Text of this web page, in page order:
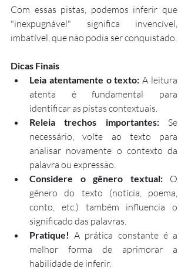
Com essas pistas, podemos inferir que
"inexpugnável" significa invencível,
imbatível, que não podia ser conquistado.
Dicas Finais
Leia atentamente o texto: A leitura
atenta é fundamental para
identificar as pistas contextuais.
Releia trechos importantes: Se
necessário, volte ao texto para
analisar novamente o contexto da
palavra ou expressão.
Considere o gênero textual: O
gênero do texto (notícia, poema,
conto, etc.) também influencia o
significado das palavras.
Pratique! A prática constante é a
melhor forma de aprimorar a
habilidade de inferir.